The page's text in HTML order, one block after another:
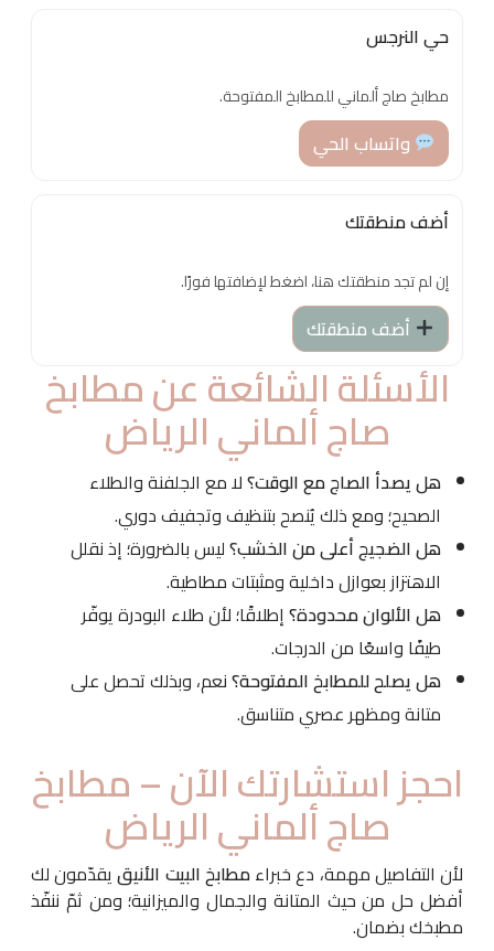
حي النرجس
مطابخ صاج ألماني للمطابخ المفتوحة.
واتساب الحي
أضف منطقتك
إن لم تجد منطقتك هنا، اضغط لإضافتها فورًا.
أضف منطقتك
الأسئلة الشائعة عن مطابخ
صاج ألماني الرياض
هل يصدأ الصاج مع الوقت؟لا مع الجلفنة والطلاء
الصحيح؛ ومع ذلك يُنصح بتنظيف وتجفيف دوري.
هل الضجيج أعلى من الخشب؟ليس بالضرورة؛ إذ نقلل
الاهتزاز بعوازل داخلية ومثبتات مطاطية.
هل الألوان محدودة؟إطلاقًا؛ لأن طلاء البودرة يوفّر
طيفًا واسعًا من الدرجات.
هل يصلح للمطابخ المفتوحة؟نعم، وبذلك تحصل على
متانة ومظهر عصري متناسق.
احجز استشارتك الآن – مطابخ
صاج ألماني الرياض
لأن التفاصيل مهمة، دع خبراءمطابخ البيت الأنيقيقدّمون لك
أفضل حل من حيث المتانة والجمال والميزانية؛ ومن ثمّ ننفّذ
مطبخك بضمان.